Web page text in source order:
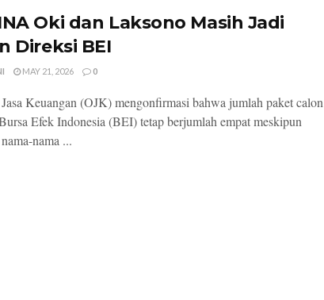
Oki dan Laksono Masih Jadi
Direksi BEI
MAY 21, 2026 0
Keuangan (OJK) mengonfirmasi bahwa jumlah paket calon
Efek Indonesia (BEI) tetap berjumlah empat meskipun
nama ...